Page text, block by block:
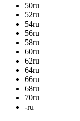
50ru
52ru
54ru
56ru
58ru
60ru
62ru
64ru
66ru
68ru
70ru
-ru